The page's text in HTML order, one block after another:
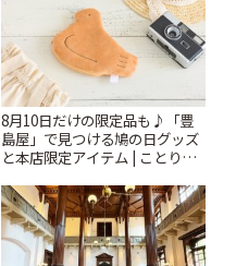
8月10日だけの限定品も♪「豊
島屋」で見つける鳩の日グッズ
と本店限定アイテム | ことりっ